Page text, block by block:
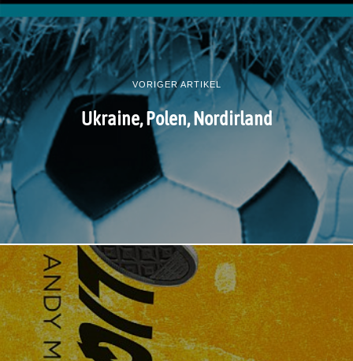
VORIGER ARTIKEL
Ukraine, Polen, Nordirland